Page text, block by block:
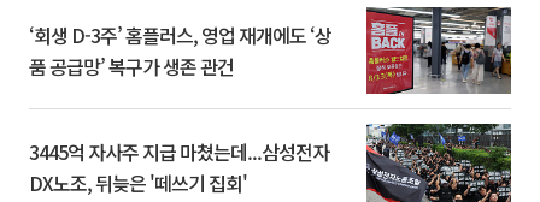
‘회생 D-3주’ 홈플러스, 영업 재개에도 ‘상
품 공급망’ 복구가 생존 관건
3445억 자사주 지급 마쳤는데...삼성전자
DX노조, 뒤늦은 '떼쓰기 집회'